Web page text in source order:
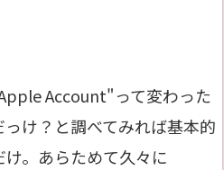
Account"って変わった
け？と調べてみれば基本的
。あらためて久々に